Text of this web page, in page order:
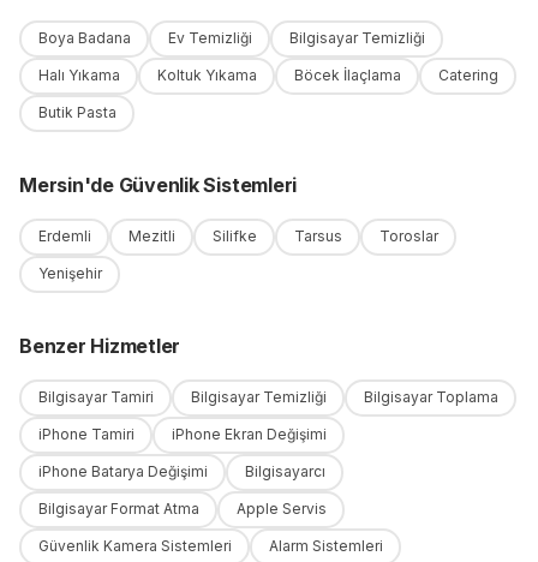
Boya Badana Ev Temizliği Bilgisayar Temizliği
Halı Yıkama Koltuk Yıkama Böcek İlaçlama Catering
Butik Pasta
Mersin'de Güvenlik Sistemleri
Erdemli Mezitli Silifke Tarsus Toroslar
Yenişehir
Benzer Hizmetler
Bilgisayar Tamiri Bilgisayar Temizliği Bilgisayar Toplama
iPhone Tamiri iPhone Ekran Değişimi
iPhone Batarya Değişimi Bilgisayarcı
Bilgisayar Format Atma Apple Servis
Güvenlik Kamera Sistemleri Alarm Sistemleri